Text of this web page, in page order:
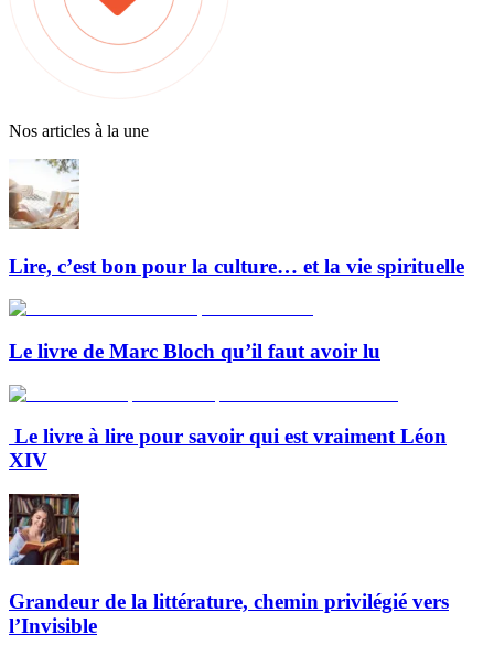
Nos articles à la une
Lire, c’est bon pour la culture… et la vie spirituelle
Le livre de Marc Bloch qu’il faut avoir lu
Le livre à lire pour savoir qui est vraiment Léon
XIV
Grandeur de la littérature, chemin privilégié vers
l’Invisible